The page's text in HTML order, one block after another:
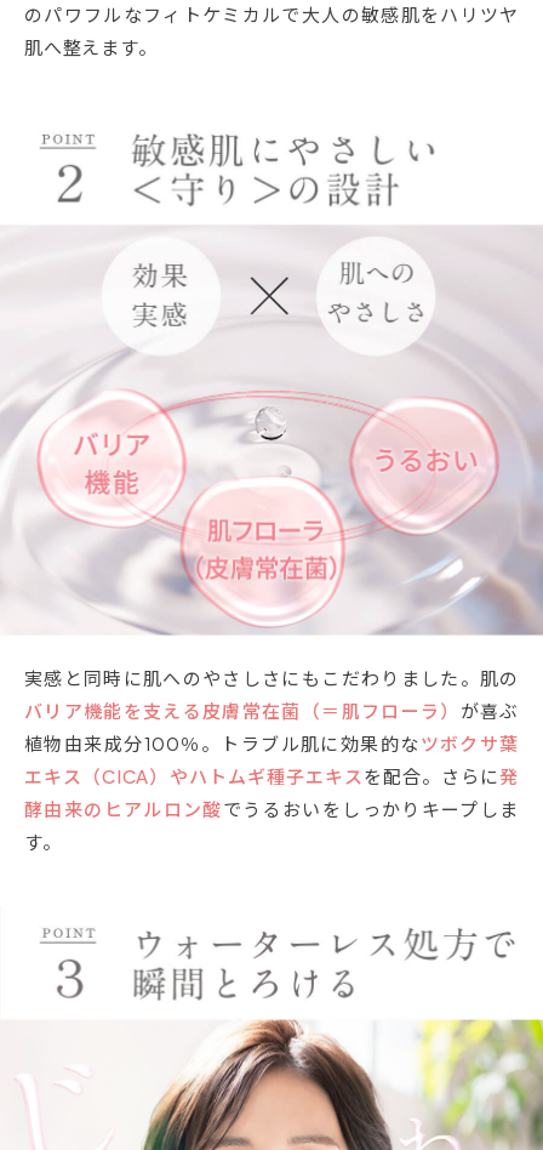
のパワフルなフィトケミカルで大人の敏感肌をハリツヤ
肌へ整えます。
実感と同時に肌へのやさしさにもこだわりました。肌の
バリア機能を支える皮膚常在菌（＝肌フローラ） が喜ぶ
植物由来成分100％。トラブル肌に効果的なツボクサ葉
エキス（CICA）やハトムギ種子エキス を配合。さらに発
酵由来のヒアルロン酸でうるおいをしっかりキープしま
す。